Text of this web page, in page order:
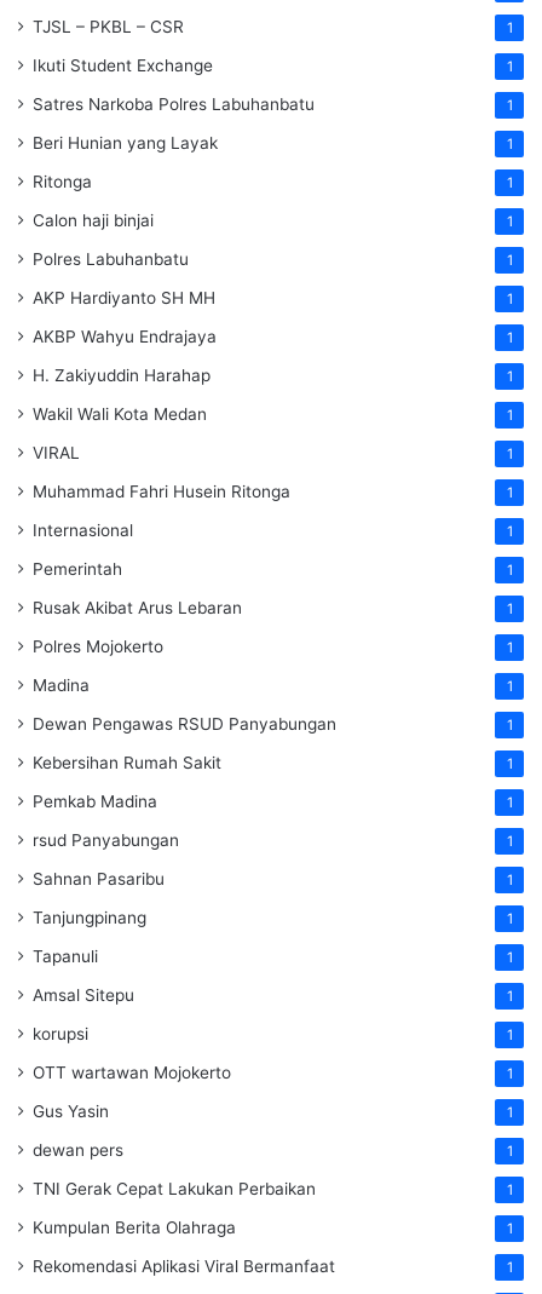
TJSL – PKBL – CSR 1
Ikuti Student Exchange 1
Satres Narkoba Polres Labuhanbatu 1
Beri Hunian yang Layak 1
Ritonga 1
Calon haji binjai 1
Polres Labuhanbatu 1
AKP Hardiyanto SH MH 1
AKBP Wahyu Endrajaya 1
H. Zakiyuddin Harahap 1
Wakil Wali Kota Medan 1
VIRAL 1
Muhammad Fahri Husein Ritonga 1
Internasional 1
Pemerintah 1
Rusak Akibat Arus Lebaran 1
Polres Mojokerto 1
Madina 1
Dewan Pengawas RSUD Panyabungan 1
Kebersihan Rumah Sakit 1
Pemkab Madina 1
rsud Panyabungan 1
Sahnan Pasaribu 1
Tanjungpinang 1
Tapanuli 1
Amsal Sitepu 1
korupsi 1
OTT wartawan Mojokerto 1
Gus Yasin 1
dewan pers 1
TNI Gerak Cepat Lakukan Perbaikan 1
Kumpulan Berita Olahraga 1
Rekomendasi Aplikasi Viral Bermanfaat 1